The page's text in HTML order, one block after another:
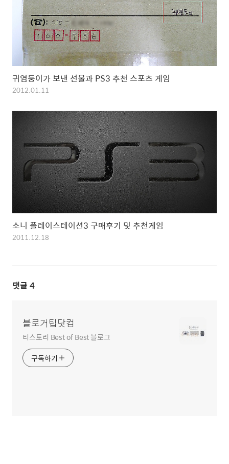
귀염둥이가 보낸 선물과 PS3 추천 스포츠 게임
2012.01.11
소니 플레이스테이션3 구매후기 및 추천게임
2011.12.18
댓글 4
블로거팁닷컴
티스토리 Best of Best 블로그
구독하기